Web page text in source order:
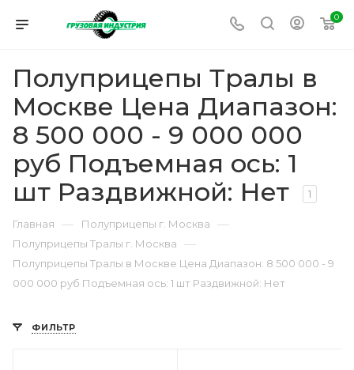
0
Полуприцепы Тралы в
Москве Цена Диапазон:
8 500 000 - 9 000 000
руб Подъемная ось: 1
шт Раздвижной: Нет
1
Главная — Полуприцепы г. Москва —
Полуприцепы Тралы г. Москва —
Полуприцепы Тралы в Москве Цена Диапазон: 8 500 000 - 9
000 000 руб Подъемная ось: 1 шт Раздвижной: Нет
ФИЛЬТР